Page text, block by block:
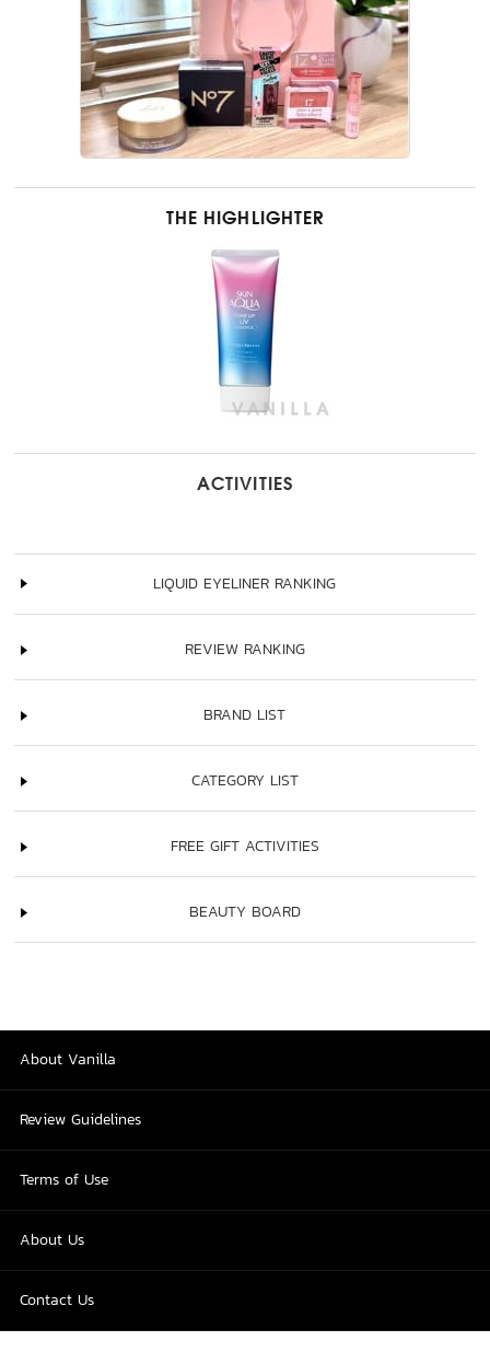
THE HIGHLIGHTER
ACTIVITIES
LIQUID EYELINER RANKING
REVIEW RANKING
BRAND LIST
CATEGORY LIST
FREE GIFT ACTIVITIES
BEAUTY BOARD
About Vanilla
Review Guidelines
Terms of Use
About Us
Contact Us